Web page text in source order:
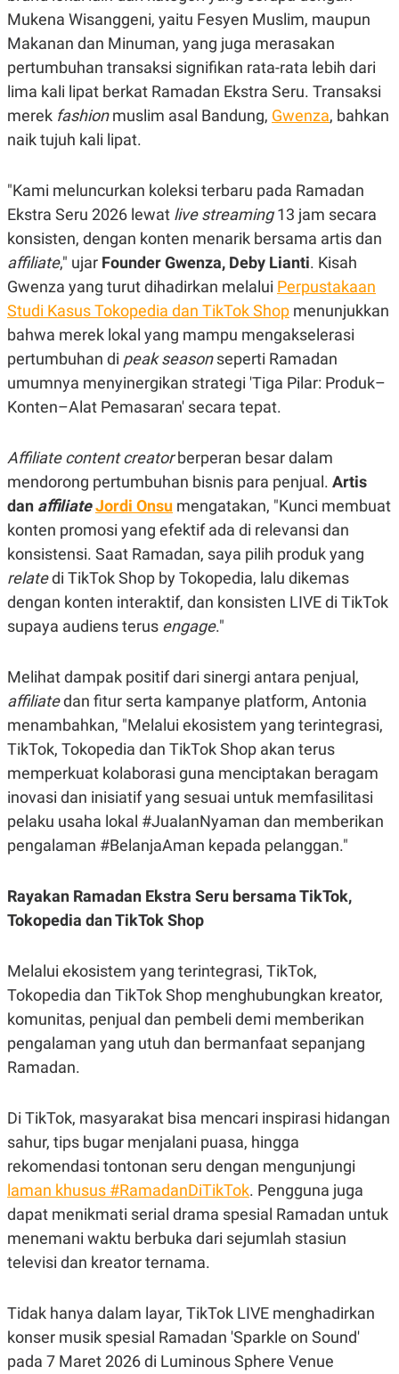
Mukena Wisanggeni, yaitu Fesyen Muslim, maupun
Makanan dan Minuman, yang juga merasakan
pertumbuhan transaksi signifikan rata-rata lebih dari
lima kali lipat berkat Ramadan Ekstra Seru. Transaksi
merek fashionmuslim asal Bandung, Gwenza, bahkan
naik tujuh kali lipat.
"Kami meluncurkan koleksi terbaru pada Ramadan
Ekstra Seru 2026 lewat live streaming13 jam secara
konsisten, dengan konten menarik bersama artis dan
aﬃliate," ujar Founder Gwenza, Deby Lianti. Kisah
Gwenza yang turut dihadirkan melalui Perpustakaan
Studi Kasus Tokopedia dan TikTok Shop menunjukkan
bahwa merek lokal yang mampu mengakselerasi
pertumbuhan di peak seasonseperti Ramadan
umumnya menyinergikan strategi 'Tiga Pilar: Produk–
Konten–Alat Pemasaran' secara tepat.
Aﬃliate content creatorberperan besar dalam
mendorong pertumbuhan bisnis para penjual. Artis
dan aﬃliateJordi Onsu mengatakan, "Kunci membuat
konten promosi yang efektif ada di relevansi dan
konsistensi. Saat Ramadan, saya pilih produk yang
relatedi TikTok Shop by Tokopedia, lalu dikemas
dengan konten interaktif, dan konsisten LIVE di TikTok
supaya audiens terus engage."
Melihat dampak positif dari sinergi antara penjual,
aﬃliatedan fitur serta kampanye platform, Antonia
menambahkan, "Melalui ekosistem yang terintegrasi,
TikTok, Tokopedia dan TikTok Shop akan terus
memperkuat kolaborasi guna menciptakan beragam
inovasi dan inisiatif yang sesuai untuk memfasilitasi
pelaku usaha lokal #JualanNyaman dan memberikan
pengalaman #BelanjaAman kepada pelanggan."
Rayakan Ramadan Ekstra Seru bersama TikTok,
Tokopedia dan TikTok Shop
Melalui ekosistem yang terintegrasi, TikTok,
Tokopedia dan TikTok Shop menghubungkan kreator,
komunitas, penjual dan pembeli demi memberikan
pengalaman yang utuh dan bermanfaat sepanjang
Ramadan.
Di TikTok, masyarakat bisa mencari inspirasi hidangan
sahur, tips bugar menjalani puasa, hingga
rekomendasi tontonan seru dengan mengunjungi
laman khusus #RamadanDiTikTok. Pengguna juga
dapat menikmati serial drama spesial Ramadan untuk
menemani waktu berbuka dari sejumlah stasiun
televisi dan kreator ternama.
Tidak hanya dalam layar, TikTok LIVE menghadirkan
konser musik spesial Ramadan 'Sparkle on Sound'
pada 7 Maret 2026 di Luminous Sphere Venue